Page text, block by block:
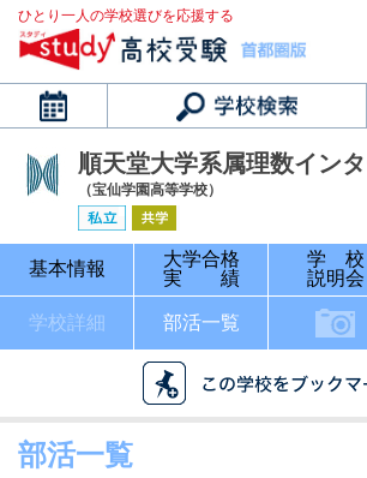
ひとり一人の学校選びを応援する
カレンダー
順天堂大学系属理数イン
（宝仙学園高等学校）
基本情報
大学合格
実 績
学 校
説明会
学校詳細 部活一覧
部活一覧